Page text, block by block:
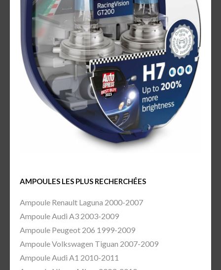
AMPOULES LES PLUS RECHERCHÉES
Ampoule Renault Laguna 2000-2007
Ampoule Audi A3 2003-2009
Ampoule Peugeot 206 1999-2009
Ampoule Volkswagen Tiguan 2007-2009
Ampoule Audi A1 2010-2011